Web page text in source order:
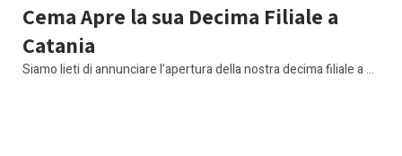
Cema Apre la sua Decima Filiale a
Catania
Siamo lieti di annunciare l’apertura della nostra decima filiale a ...